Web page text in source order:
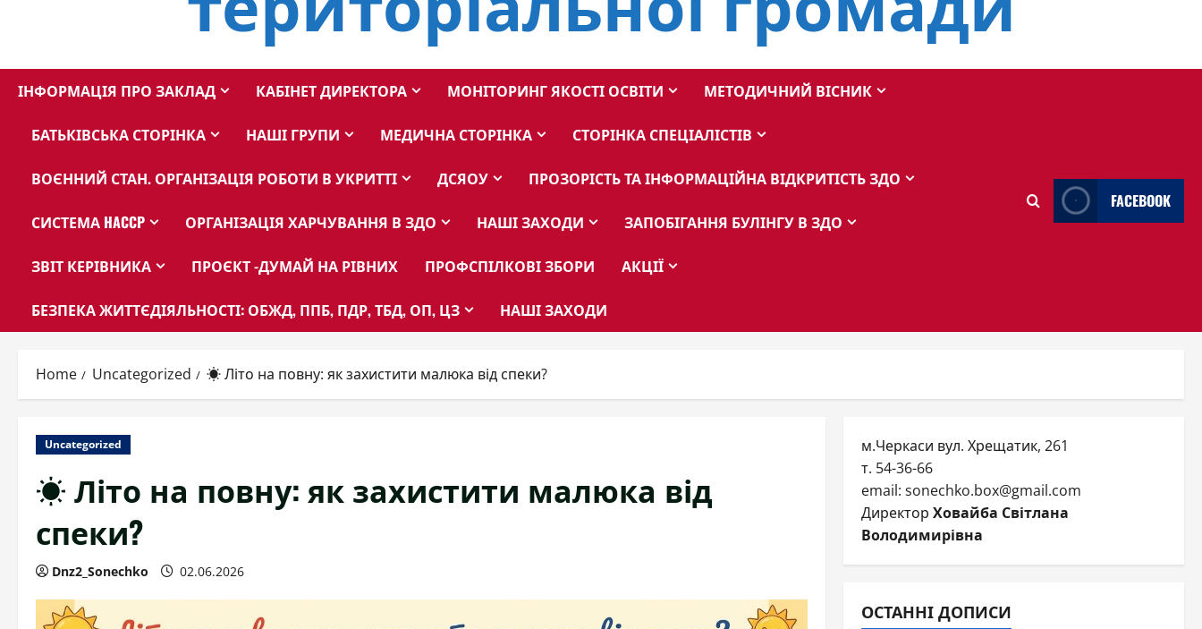
ІНФОРМАЦІЯ ПРО ЗАКЛАД КАБІНЕТ ДИРЕКТОРА МОНІТОРИНГ ЯКОСТІ ОСВІТИ МЕТОДИЧНИЙ ВІСНИК
БАТЬКІВСЬКА СТОРІНКА НАШІ ГРУПИ МЕДИЧНА СТОРІНКА СТОРІНКА СПЕЦІАЛІСТІВ
ВОЄННИЙ СТАН. ОРГАНІЗАЦІЯ РОБОТИ В УКРИТТІ ДСЯОУ ПРОЗОРІСТЬ ТА ІНФОРМАЦІЙНА ВІДКРИТІСТЬ ЗДО
СИСТЕМА HACCP ОРГАНІЗАЦІЯ ХАРЧУВАННЯ В ЗДО НАШІ ЗАХОДИ ЗАПОБІГАННЯ БУЛІНГУ В ЗДО
ЗВІТ КЕРІВНИКА ПРОЄКТ -ДУМАЙ НА РІВНИХ ПРОФСПІЛКОВІ ЗБОРИ АКЦІЇ
БЕЗПЕКА ЖИТТЄДІЯЛЬНОСТІ: ОБЖД, ППБ, ПДР, ТБД, ОП, ЦЗ НАШІ ЗАХОДИ
FACEBOOK
Home Uncategorized ☀️ Літо на повну: як захистити малюка від спеки?
Uncategorized
☀️ Літо на повну: як захистити малюка від
спеки?
Dnz2_Sonechko 02.06.2026
м.Черкаси вул. Хрещатик, 261
т. 54-36-66
email: sonechko.box@gmail.com
Директор Ховайба Світлана
Володимирівна
ОСТАННІ ДОПИСИ